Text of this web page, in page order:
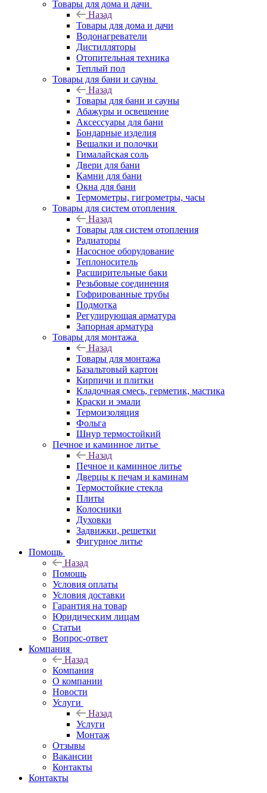
Товары для дома и дачи
Назад
Товары для дома и дачи
Водонагреватели
Дистилляторы
Отопительная техника
Теплый пол
Товары для бани и сауны
Назад
Товары для бани и сауны
Абажуры и освещение
Аксессуары для бани
Бондарные изделия
Вешалки и полочки
Гималайская соль
Двери для бани
Камни для бани
Окна для бани
Термометры, гигрометры, часы
Товары для систем отопления
Назад
Товары для систем отопления
Радиаторы
Насосное оборудование
Теплоноситель
Расширительные баки
Резьбовые соединения
Гофрированные трубы
Подмотка
Регулирующая арматура
Запорная арматура
Товары для монтажа
Назад
Товары для монтажа
Базальтовый картон
Кирпичи и плитки
Кладочная смесь, герметик, мастика
Краски и эмали
Термоизоляция
Фольга
Шнур термостойкий
Печное и каминное литье
Назад
Печное и каминное литье
Дверцы к печам и каминам
Термостойкие стекла
Плиты
Колосники
Духовки
Задвижки, решетки
Фигурное литье
Помощь
Назад
Помощь
Условия оплаты
Условия доставки
Гарантия на товар
Юридическим лицам
Статьи
Вопрос-ответ
Компания
Назад
Компания
О компании
Новости
Услуги
Назад
Услуги
Монтаж
Отзывы
Вакансии
Контакты
Контакты